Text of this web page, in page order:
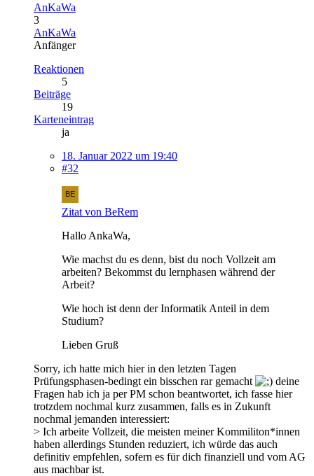
AnKaWa
3
AnKaWa
Anfänger
Reaktionen
5
Beiträge
19
Karteneintrag
ja
18. Januar 2022 um 19:40
#32
Zitat von BeRem
Hallo AnkaWa,
Wie machst du es denn, bist du noch Vollzeit am
arbeiten? Bekommst du lernphasen während der
Arbeit?
Wie hoch ist denn der Informatik Anteil in dem
Studium?
Lieben Gruß
Sorry, ich hatte mich hier in den letzten Tagen
Prüfungsphasen-bedingt ein bisschen rar gemacht
deine
Fragen hab ich ja per PM schon beantwortet, ich fasse hier
trotzdem nochmal kurz zusammen, falls es in Zukunft
nochmal jemanden interessiert:
> Ich arbeite Vollzeit, die meisten meiner Kommiliton*innen
haben allerdings Stunden reduziert, ich würde das auch
definitiv empfehlen, sofern es für dich finanziell und vom AG
aus machbar ist.